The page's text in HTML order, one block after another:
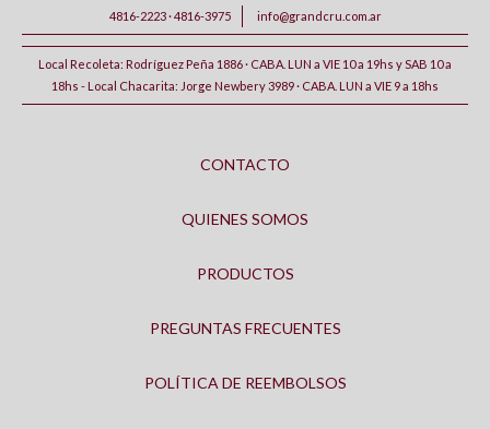
4816-2223 · 4816-3975 info@grandcru.com.ar
Local Recoleta: Rodríguez Peña 1886 · CABA. LUN a VIE 10 a 19hs y SAB 10 a
18hs - Local Chacarita: Jorge Newbery 3989 · CABA. LUN a VIE 9 a 18hs
CONTACTO
QUIENES SOMOS
PRODUCTOS
PREGUNTAS FRECUENTES
POLÍTICA DE REEMBOLSOS